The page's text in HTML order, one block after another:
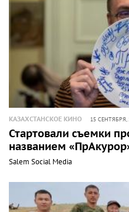
КАЗАХСТАНСКОЕ КИНО 15 СЕНТЯБРЯ,
Стартовали съемки
названием
Salem Social Media